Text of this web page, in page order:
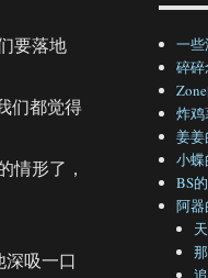
要落地
们都觉得
形了，
吸一口
一些
碎碎
炸
姜姜
小蝶
BS
阿器